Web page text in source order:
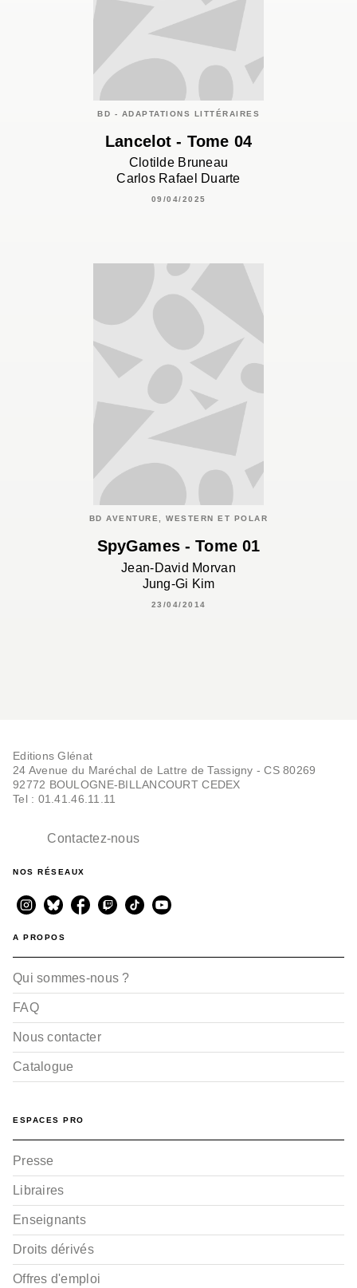
BD - ADAPTATIONS LITTÉRAIRES
Lancelot - Tome 04
Clotilde Bruneau
Carlos Rafael Duarte
09/04/2025
BD AVENTURE, WESTERN ET POLAR
SpyGames - Tome 01
Jean-David Morvan
Jung-Gi Kim
23/04/2014
Editions Glénat
24 Avenue du Maréchal de Lattre de Tassigny - CS 80269
92772 BOULOGNE-BILLANCOURT CEDEX
Tel : 01.41.46.11.11
Contactez-nous
NOS RÉSEAUX
A PROPOS
Qui sommes-nous ?
FAQ
Nous contacter
Catalogue
ESPACES PRO
Presse
Libraires
Enseignants
Droits dérivés
Offres d'emploi